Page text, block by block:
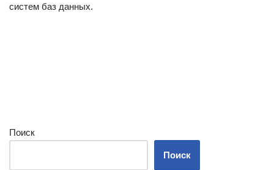
систем баз данных.
Поиск
Поиск